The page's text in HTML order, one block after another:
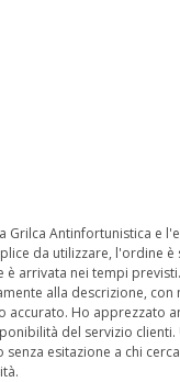
Grilca Antinfortunistica e
da utilizzare, l'ordine
è arrivata nei tempi
alla descrizione, con
accurato. Ho apprezzato
del servizio clienti.
senza esitazione a chi